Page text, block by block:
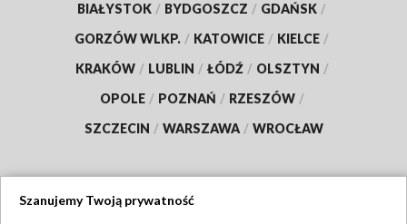
BIAŁYSTOK / BYDGOSZCZ / GDAŃSK /
GORZÓW WLKP. / KATOWICE / KIELCE /
KRAKÓW / LUBLIN / ŁÓDŹ / OLSZTYN /
OPOLE / POZNAŃ / RZESZÓW /
SZCZECIN / WARSZAWA / WROCŁAW
Szanujemy Twoją prywatność